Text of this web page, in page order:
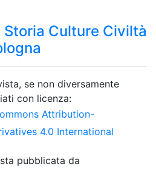
Culture Civiltà
se non diversamente
con licenza:
Attribution-
4.0 International
pubblicata da